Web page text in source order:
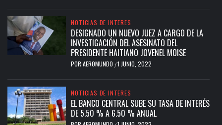
NOTICIAS DE INTERES
DESIGNADO UN NUEVO JUEZ A CARGO DE LA
INVESTIGACIÓN DEL ASESINATO DEL
PRESIDENTE HAITIANO JOVENEL MOISE
POR AEROMUNDO /1 JUNIO, 2022
NOTICIAS DE INTERES
EL BANCO CENTRAL SUBE SU TASA DE INTERÉS
DE 5.50 % A 6.50 % ANUAL